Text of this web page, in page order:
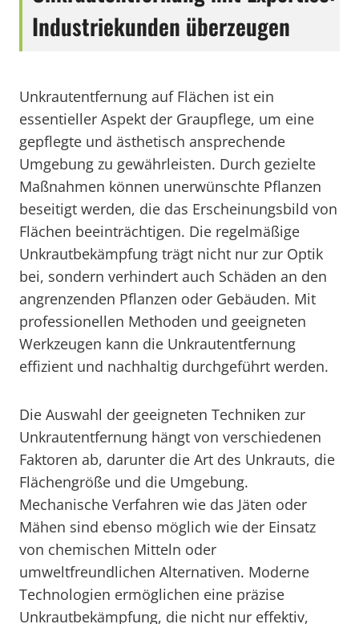
Industriekunden überzeugen
Unkrautentfernung auf Flächen ist ein
essentieller Aspekt der Graupflege, um eine
gepflegte und ästhetisch ansprechende
Umgebung zu gewährleisten. Durch gezielte
Maßnahmen können unerwünschte Pflanzen
beseitigt werden, die das Erscheinungsbild von
Flächen beeinträchtigen. Die regelmäßige
Unkrautbekämpfung trägt nicht nur zur Optik
bei, sondern verhindert auch Schäden an den
angrenzenden Pflanzen oder Gebäuden. Mit
professionellen Methoden und geeigneten
Werkzeugen kann die Unkrautentfernung
effizient und nachhaltig durchgeführt werden.
Die Auswahl der geeigneten Techniken zur
Unkrautentfernung hängt von verschiedenen
Faktoren ab, darunter die Art des Unkrauts, die
Flächengröße und die Umgebung.
Mechanische Verfahren wie das Jäten oder
Mähen sind ebenso möglich wie der Einsatz
von chemischen Mitteln oder
umweltfreundlichen Alternativen. Moderne
Technologien ermöglichen eine präzise
Unkrautbekämpfung, die nicht nur effektiv,